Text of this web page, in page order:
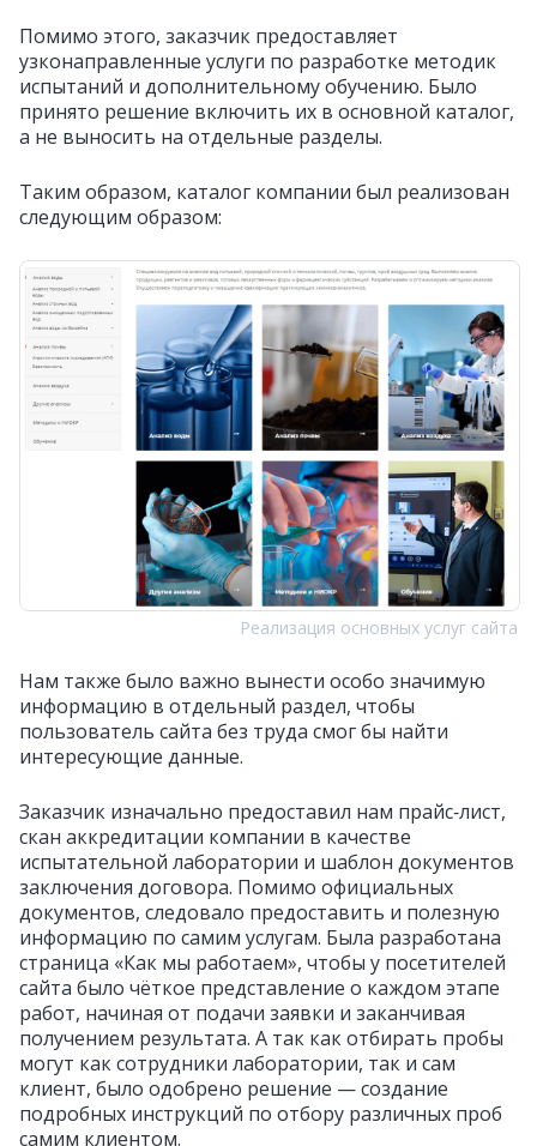
Помимо этого, заказчик предоставляет
узконаправленные услуги по разработке методик
испытаний и дополнительному обучению. Было
принято решение включить их в основной каталог,
а не выносить на отдельные разделы.
Таким образом, каталог компании был реализован
следующим образом:
Реализация основных услуг сайта
Нам также было важно вынести особо значимую
информацию в отдельный раздел, чтобы
пользователь сайта без труда смог бы найти
интересующие данные.
Заказчик изначально предоставил нам прайс‑лист,
скан аккредитации компании в качестве
испытательной лаборатории и шаблон документов
заключения договора. Помимо официальных
документов, следовало предоставить и полезную
информацию по самим услугам. Была разработана
страница «Как мы работаем», чтобы у посетителей
сайта было чёткое представление о каждом этапе
работ, начиная от подачи заявки и заканчивая
получением результата. А так как отбирать пробы
могут как сотрудники лаборатории, так и сам
клиент, было одобрено решение — создание
подробных инструкций по отбору различных проб
самим клиентом.